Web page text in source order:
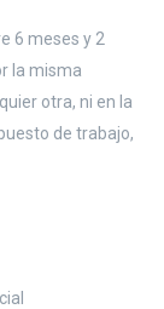
6 meses y 2
la misma
otra, ni en la
de trabajo,